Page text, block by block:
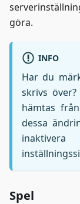
göra.
INFO
Har du
skrivs
hämtas
dessa
Spel